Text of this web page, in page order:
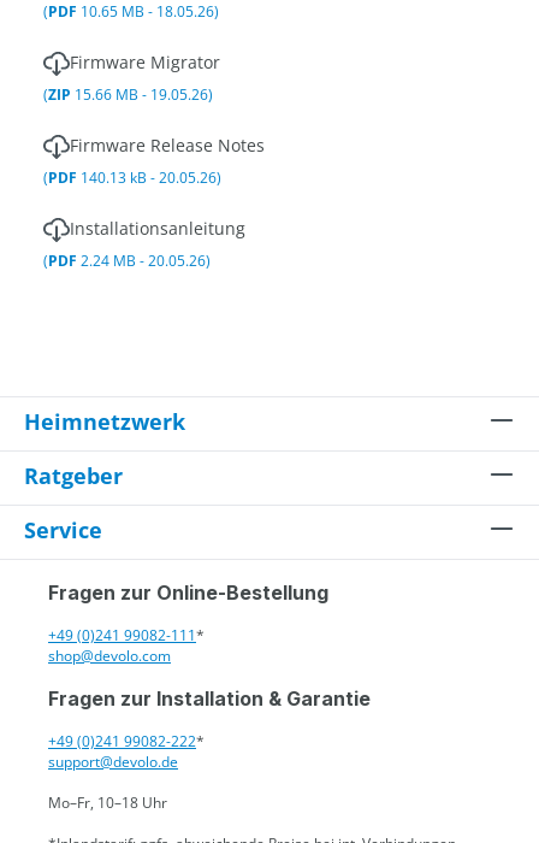
(PDF 10.65 MB - 18.05.26)
Firmware Migrator
(ZIP 15.66 MB - 19.05.26)
Firmware Release Notes
(PDF 140.13 kB - 20.05.26)
Installationsanleitung
(PDF 2.24 MB - 20.05.26)
Heimnetzwerk
Ratgeber
Service
Fragen zur Online-Bestellung
+49 (0)241 99082-111*
shop@devolo.com
Fragen zur Installation & Garantie
+49 (0)241 99082-222*
support@devolo.de
Mo–Fr, 10–18 Uhr